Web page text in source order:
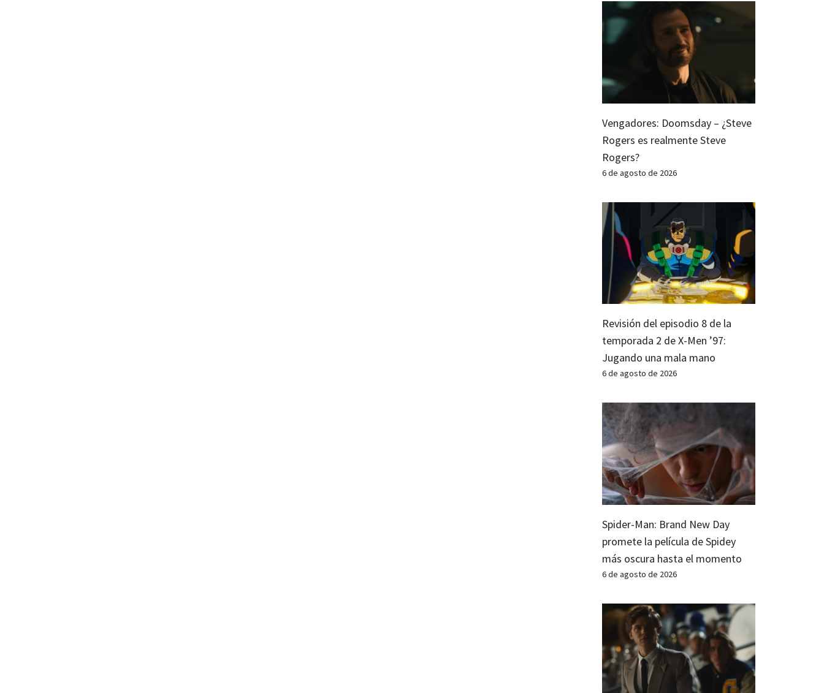
Vengadores: Doomsday – ¿Steve
Rogers es realmente Steve
Rogers?
6 de agosto de 2026
Revisión del episodio 8 de la
temporada 2 de X-Men ’97:
Jugando una mala mano
6 de agosto de 2026
Spider-Man: Brand New Day
promete la película de Spidey
más oscura hasta el momento
6 de agosto de 2026